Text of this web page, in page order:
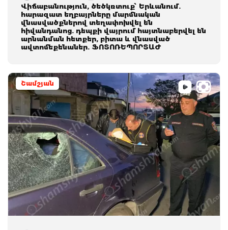
Վիճաբանություն, ծեծկռտուք՝ Երևանում.
հարազատ եղբայրները մարմնական
վնասվածքներով տեղափոխվել են
հիվանդանոց. դեպքի վայրում հայտնաբերվել են
արնանման հետքեր, բիտա և վնասված
ավտոմեքենաներ. ՖՈՏՈՌԵՊՈՐՏԱԺ
Շամշյան